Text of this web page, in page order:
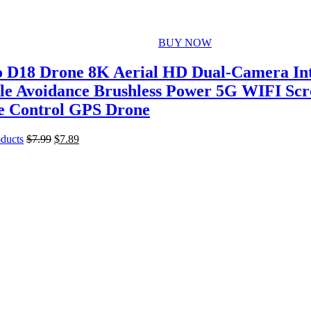
BUY NOW
D18 Drone 8K Aerial HD Dual-Camera
Avoidance Brushless Power 5G WIFI
Control GPS Drone
$7.99 Original
$7.89Current